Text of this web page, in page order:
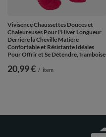
Vivisence Chaussettes Douces et
Chaleureuses Pour l'Hiver Longueur
Derrière la Cheville Matière
Confortable et Résistante Idéales
Pour Offrir et Se Détendre, framboise
20,99 € / item